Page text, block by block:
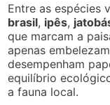
Entre as espécies
brasil, ipês,
que marcam a
apenas
desempenham
equilíbrio
a fauna local.